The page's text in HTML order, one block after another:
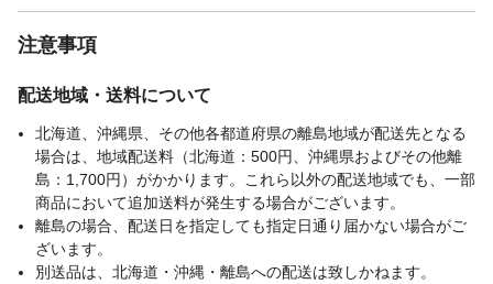
注意事項
配送地域・送料について
北海道、沖縄県、その他各都道府県の離島地域が配送先となる
場合は、地域配送料（北海道：500円、沖縄県およびその他離
島：1,700円）がかかります。これら以外の配送地域でも、一部
商品において追加送料が発生する場合がございます。
離島の場合、配送日を指定しても指定日通り届かない場合がご
ざいます。
別送品は、北海道・沖縄・離島への配送は致しかねます。